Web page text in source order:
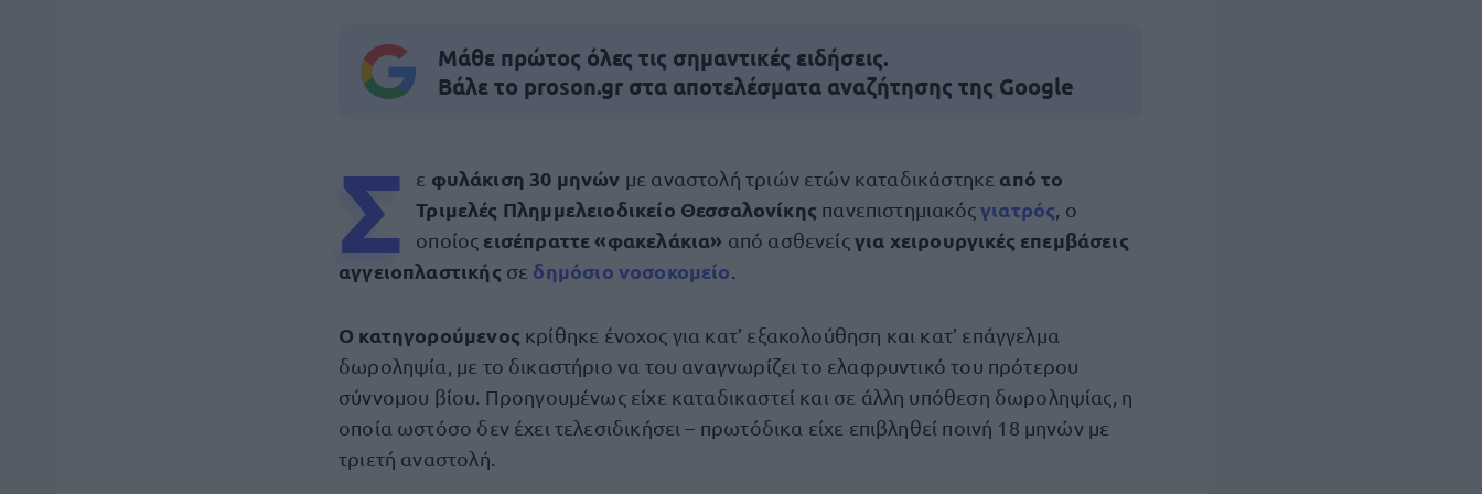
Μάθε πρώτος όλες τις σημαντικές ειδήσεις.
Βάλε το proson.gr στα αποτελέσματα αναζήτησης της Google
Σ ε φυλάκιση 30 μηνών με αναστολή τριών ετών καταδικάστηκε από το
Τριμελές Πλημμελειοδικείο Θεσσαλονίκης πανεπιστημιακόςγιατρός , ο
οποίος εισέπραττε «φακελάκια» από ασθενείςγια χειρουργικές επεμβάσεις
αγγειοπλαστικής σε δημόσιο νοσοκομείο
Ο κατηγορούμενος κρίθηκε ένοχος για κατ’ εξακολούθηση και κατ’ επάγγελμα
δωροληψία, με το δικαστήριο να του αναγνωρίζει το ελαφρυντικό του πρότερου
σύννομου βίου. Προηγουμένως είχε καταδικαστεί και σε άλλη υπόθεση δωροληψίας, η
οποία ωστόσο δεν έχει τελεσιδικήσει – πρωτόδικα είχε επιβληθεί ποινή 18 μηνών με
τριετή αναστολή.